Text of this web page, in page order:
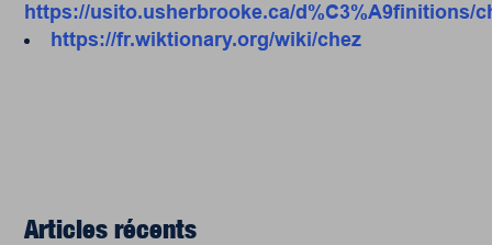
https://usito.usherbrooke.ca/d%C3%A9finitions/
https://fr.wiktionary.org/wiki/chez
Articles récents